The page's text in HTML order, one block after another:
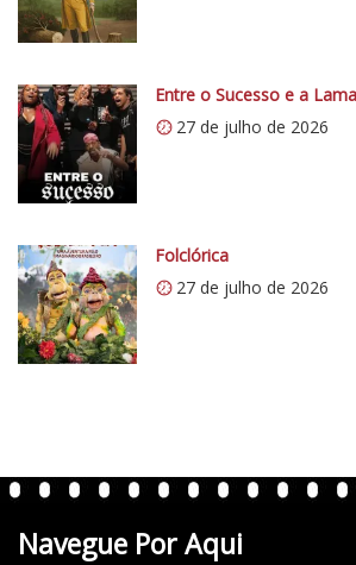
/
0
.
w
p
.
o
m
/
v
e
n
e
Entre o Sucesso e a Lama
27 de julho de 2026
Folclórica
27 de julho de 2026
Navegue Por Aqui